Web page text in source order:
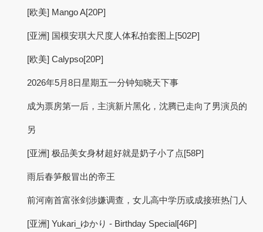
[欧美] Mango A[20P]
[亚洲] 国模安琪大尺度人体私拍套图上[502P]
[欧美] Calypso[20P]
2026年5月8日星期五一分钟知晓天下事
成为票房第一后，主演新片黑化，沈腾已走向了男演员的
另
[亚洲] 极品美女身材超好就是奶子小了点[58P]
雨后春笋般冒出的帝王
前河南首富张剑涉嫌调查，女儿高中学历或成接班热门人
[亚洲] Yukari_ゆかり - Birthday Special[46P]